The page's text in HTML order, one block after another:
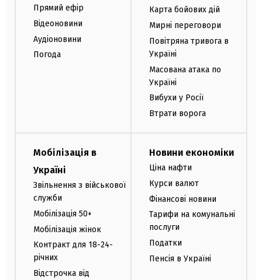
Прямий ефір
Відеоновини
Аудіоновини
Погода
Карта бойових дій
Мирні переговори
Повітряна тривога в
Україні
Масована атака по
Україні
Вибухи у Росії
Втрати ворога
Мобілізація в
Україні
Звільнення з військової
служби
Мобілізація 50+
Мобілізація жінок
Контракт для 18-24-
річних
Відстрочка від
Новини економіки
Ціна нафти
Курси валют
Фінансові новини
Тарифи на комунальні
послуги
Податки
Пенсія в Україні